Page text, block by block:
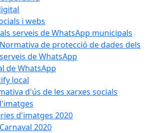
i webs
serveis de WhatsApp municipals
Normativa de protecció de dades dels
serveis de WhatsApp
de WhatsApp
local
d'ús de les xarxes socials
d'imatges 2020
Carnaval 2020